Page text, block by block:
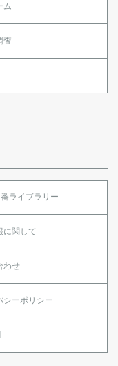
ム
査
ライブラリー
に関して
わせ
シーポリシー